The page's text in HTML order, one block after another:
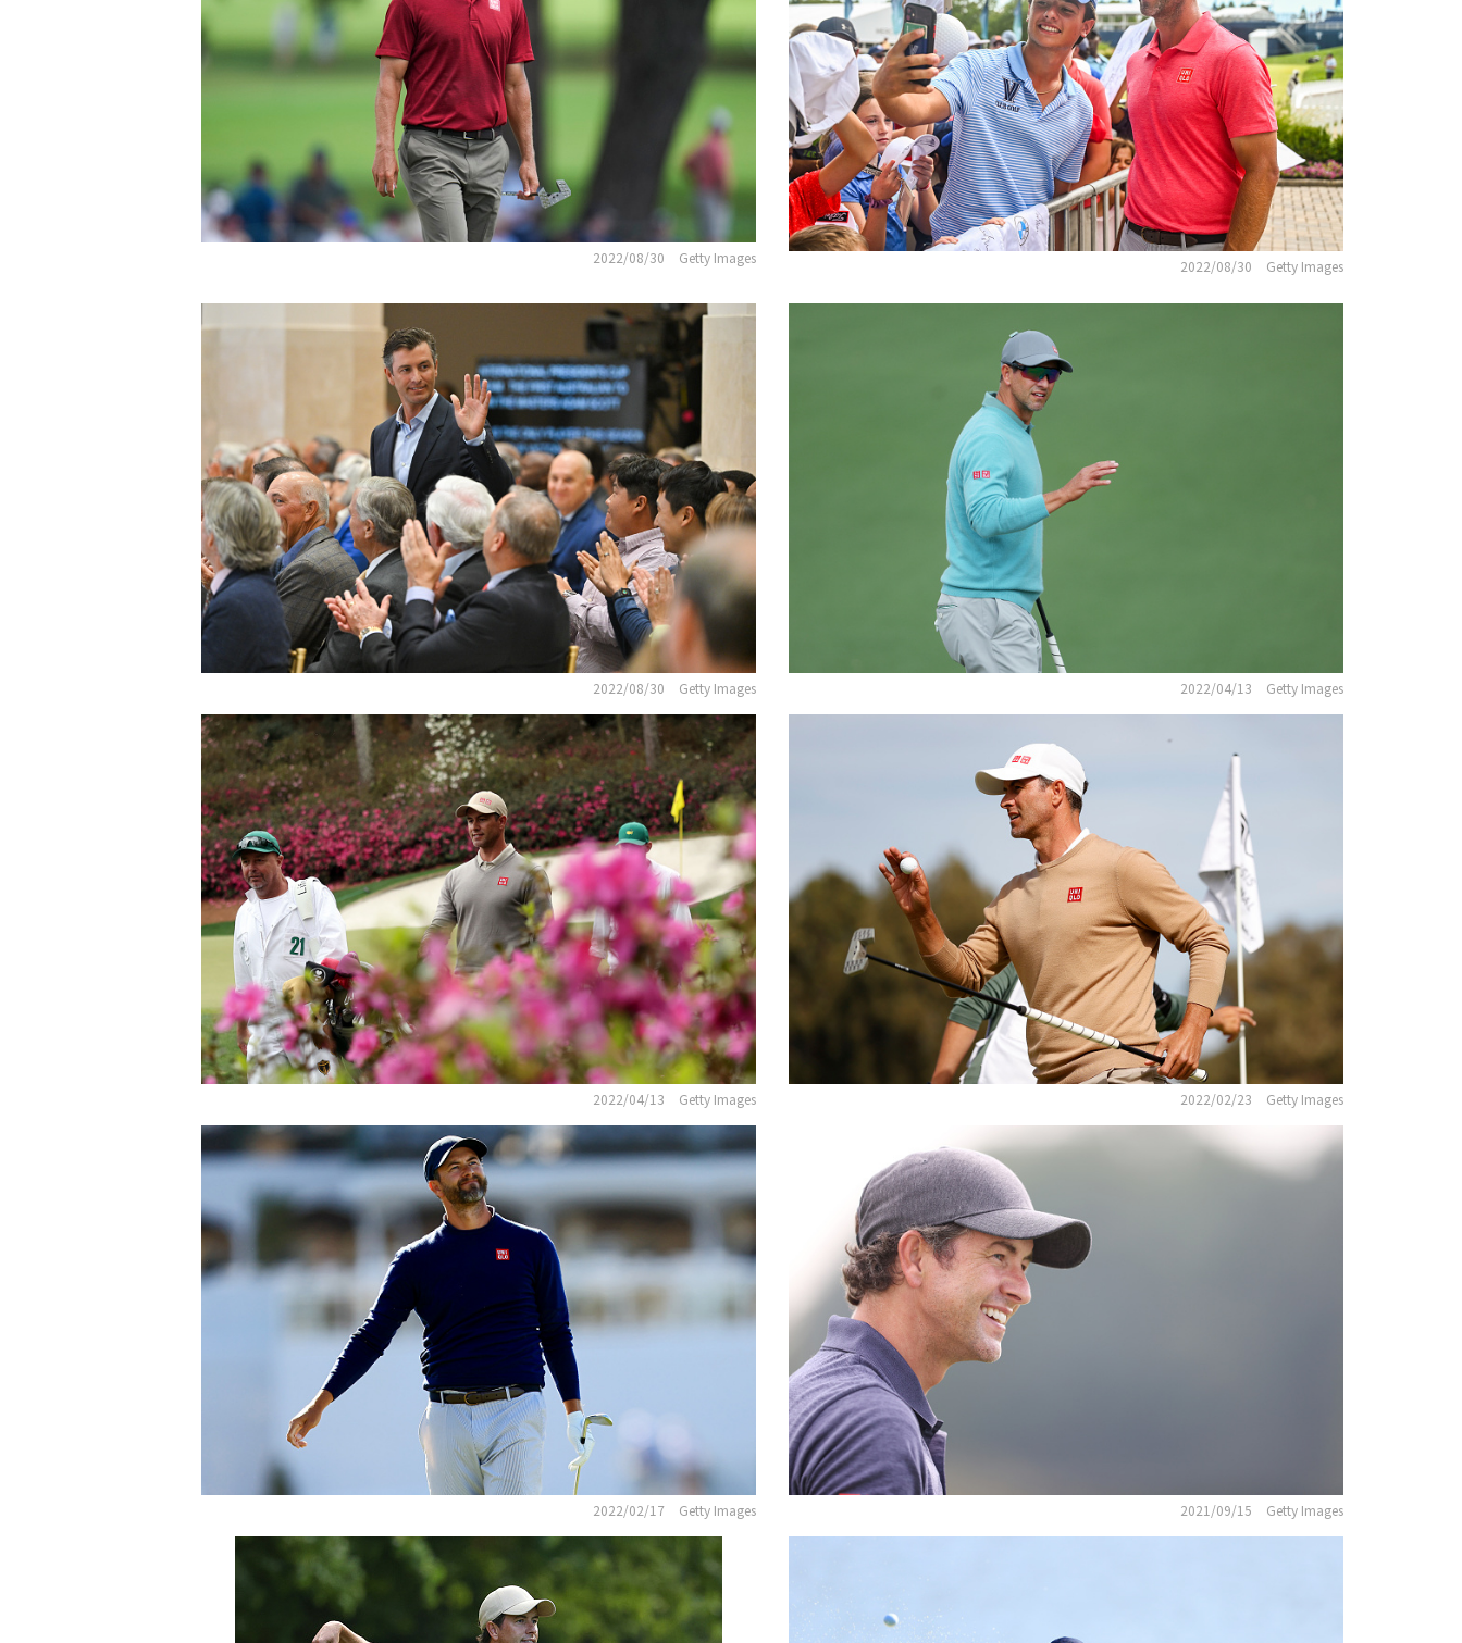
2022/08/30 Getty Images 2022/08/30 Getty Images
2022/08/30 Getty Images 2022/04/13 Getty Images
2022/04/13 Getty Images 2022/02/23 Getty Images
2022/02/17 Getty Images 2021/09/15 Getty Images